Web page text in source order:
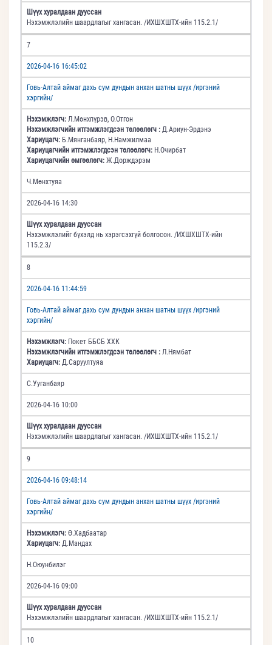
Шүүх хуралдаан дууссан
Нэхэмжлэлийн шаардлагыг хангасан. /ИХШХШТХ-ийн 115.2.1/
7
2026-04-16 16:45:02
Говь-Алтай аймаг дахь сум дундын анхан шатны шүүх /иргэний
хэргийн/
Нэхэмжлэгч: Л.Мөнхпүрэв, О.Отгон
Нэхэмжлэгчийн итгэмжлэгдсэн төлөөлөгч : Д.Ариун-Эрдэнэ
Хариуцагч: Б.Мянганбаяр, Н.Намжилмаа
Хариуцагчийн итгэмжлэгдсэн төлөөлөгч: Н.Очирбат
Хариуцагчийн өмгөөлөгч: Ж.Дорждэрэм
Ч.Мөнхтуяа
2026-04-16 14:30
Шүүх хуралдаан дууссан
Нэхэмжлэлийг бүхэлд нь хэрэгсэхгүй болгосон. /ИХШХШТХ-ийн
115.2.3/
8
2026-04-16 11:44:59
Говь-Алтай аймаг дахь сум дундын анхан шатны шүүх /иргэний
хэргийн/
Нэхэмжлэгч: Покет ББСБ ХХК
Нэхэмжлэгчийн итгэмжлэгдсэн төлөөлөгч : Л.Нямбат
Хариуцагч: Д.Саруултуяа
С.Ууганбаяр
2026-04-16 10:00
Шүүх хуралдаан дууссан
Нэхэмжлэлийн шаардлагыг хангасан. /ИХШХШТХ-ийн 115.2.1/
9
2026-04-16 09:48:14
Говь-Алтай аймаг дахь сум дундын анхан шатны шүүх /иргэний
хэргийн/
Нэхэмжлэгч: Ө.Хадбаатар
Хариуцагч: Д.Мандах
Н.Оюунбилэг
2026-04-16 09:00
Шүүх хуралдаан дууссан
Нэхэмжлэлийн шаардлагыг хангасан. /ИХШХШТХ-ийн 115.2.1/
10